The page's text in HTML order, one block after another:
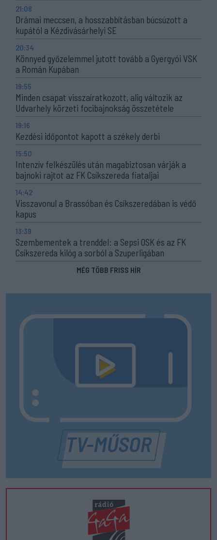
21:08
Drámai meccsen, a hosszabbításban búcsúzott a
kupától a Kézdivásárhelyi SE
20:34
Könnyed győzelemmel jutott tovább a Gyergyói VSK
a Román Kupában
19:55
Minden csapat visszaíratkozott, alig változik az
Udvarhely körzeti focibajnokság összetétele
19:16
Kezdési időpontot kapott a székely derbi
15:50
Intenzív felkészülés után magabiztosan várják a
bajnoki rajtot az FK Csíkszereda fiataljai
14:42
Visszavonul a Brassóban és Csíkszeredában is védő
kapus
13:39
Szembementek a trenddel: a Sepsi OSK és az FK
Csíkszereda kilóg a sorból a Szuperligában
MÉG TÖBB FRISS HÍR